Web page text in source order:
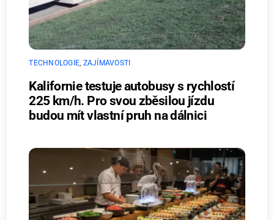
TECHNOLOGIE, ZAJÍMAVOSTI
Kalifornie testuje autobusy s rychlostí
225 km/h. Pro svou zběsilou jízdu
budou mít vlastní pruh na dálnici